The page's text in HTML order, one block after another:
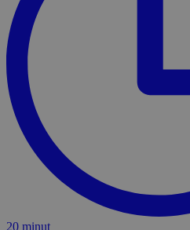
20 minut